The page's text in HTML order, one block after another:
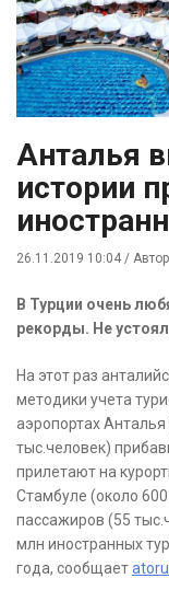
Анталья
истории
26.11.2019 10:04 /
В Турции очень
рекорды. Не
На этот раз
методики учета
аэропортах
тыс.человек)
прилетают на
Стамбуле (около
пассажиров (55
млн иностранных
года, сообщает